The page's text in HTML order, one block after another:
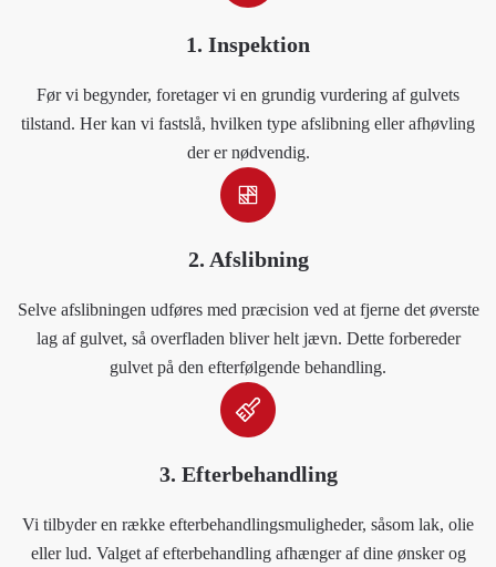
1. Inspektion
Før vi begynder, foretager vi en grundig vurdering af gulvets
tilstand. Her kan vi fastslå, hvilken type afslibning eller afhøvling
der er nødvendig.
2. Afslibning
Selve afslibningen udføres med præcision ved at fjerne det øverste
lag af gulvet, så overfladen bliver helt jævn. Dette forbereder
gulvet på den efterfølgende behandling.
3. Efterbehandling
Vi tilbyder en række efterbehandlingsmuligheder, såsom lak, olie
eller lud. Valget af efterbehandling afhænger af dine ønsker og